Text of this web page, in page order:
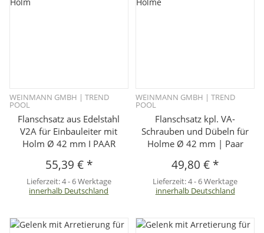
WEINMANN GMBH | TREND
POOL
Flanschsatz aus Edelstahl
V2A für Einbauleiter mit
Holm Ø 42 mm I PAAR
55,39 € *
Lieferzeit:4 - 6 Werktage
innerhalb Deutschland
WEINMANN GMBH | TREND
POOL
Flanschsatz kpl. VA-
Schrauben und Dübeln für
Holme Ø 42 mm | Paar
49,80 € *
Lieferzeit:4 - 6 Werktage
innerhalb Deutschland